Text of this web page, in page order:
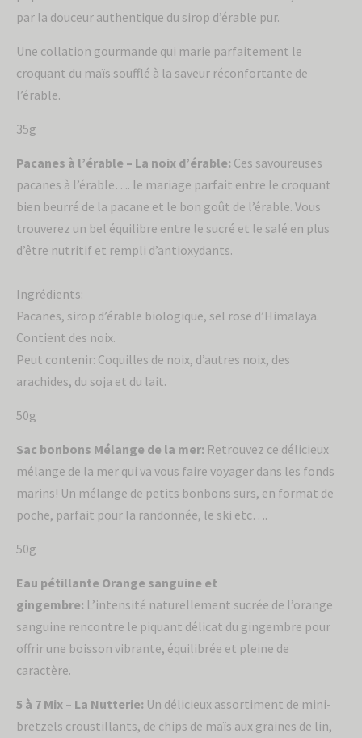
par la douceur authentique du sirop d’érable pur.
Une collation gourmande qui marie parfaitement le
croquant du maïs soufflé à la saveur réconfortante de
l’érable.
35g
Pacanes à l’érable – La noix d’érable: Ces savoureuses
pacanes à l’érable…. le mariage parfait entre le croquant
bien beurré de la pacane et le bon goût de l’érable. Vous
trouverez un bel équilibre entre le sucré et le salé en plus
d’être nutritif et rempli d’antioxydants.
Ingrédients:
Pacanes, sirop d’érable biologique, sel rose d’Himalaya.
Contient des noix.
Peut contenir: Coquilles de noix, d’autres noix, des
arachides, du soja et du lait.
50g
Sac bonbons Mélange de la mer: Retrouvez ce délicieux
mélange de la mer qui va vous faire voyager dans les fonds
marins! Un mélange de petits bonbons surs, en format de
poche, parfait pour la randonnée, le ski etc….
50g
Eau pétillante Orange sanguine et
gingembre: L’intensité naturellement sucrée de l’orange
sanguine rencontre le piquant délicat du gingembre pour
offrir une boisson vibrante, équilibrée et pleine de
caractère.
5 à 7 Mix – La Nutterie: Un délicieux assortiment de mini-
bretzels croustillants, de chips de maïs aux graines de lin,